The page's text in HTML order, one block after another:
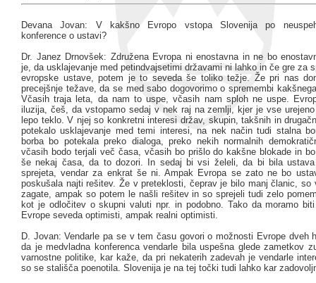
Devana Jovan: V kakšno Evropo vstopa Slovenija po
konference o ustavi?
Dr. Janez Drnovšek: Združena Evropa ni enostavna in ne bo
je, da usklajevanje med petindvajsetimi državami ni lahko in če gre za
evropske ustave, potem je to seveda še toliko težje. Že pri nas
precejšnje težave, da se med sabo dogovorimo o spremembi
Včasih traja leta, da nam to uspe, včasih nam sploh ne uspe.
iluzija, češ, da vstopamo sedaj v nek raj na zemlji, kjer je vse
lepo teklo. V njej so konkretni interesi držav, skupin, takšnih in
potekalo usklajevanje med temi interesi, na nek način tudi stalna
borba bo potekala preko dialoga, preko nekih normalnih
včasih bodo terjali več časa, včasih bo prišlo do kakšne blokade in
še nekaj časa, da to dozori. In sedaj bi vsi želeli, da bi bila
sprejeta, vendar za enkrat še ni. Ampak Evropa se zato ne bo
poskušala najti rešitev. Že v preteklosti, čeprav je bilo manj članic, so
zagate, ampak so potem le našli rešitev in so sprejeli tudi zelo
kot je odločitev o skupni valuti npr. in podobno. Tako da moramo
Evrope seveda optimisti, ampak realni optimisti.
D. Jovan: Vendarle pa se v tem času govori o možnosti Evrope dveh
da je medvladna konferenca vendarle bila uspešna glede zametkov
varnostne politike, kar kaže, da pri nekaterih zadevah je vendarle
so se stališča poenotila. Slovenija je na tej točki tudi lahko kar